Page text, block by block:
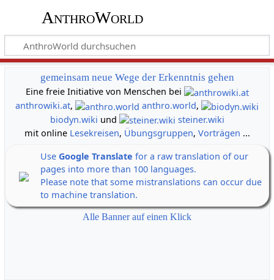
AnthroWorld
gemeinsam neue Wege der Erkenntnis gehen
Eine freie Initiative von Menschen bei
anthrowiki.at, anthro.world,
biodyn.wiki und
steiner.wiki
mit online Lesekreisen, Übungsgruppen, Vorträgen ...
Use Google Translate for a raw translation of our
pages into more than 100 languages.
Please note that some mistranslations can occur due
to machine translation.
Alle Banner auf einen Klick